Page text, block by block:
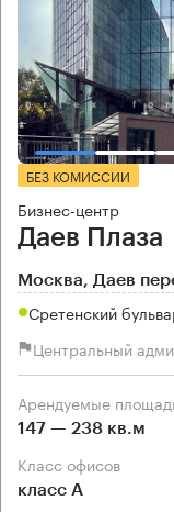
БЕЗ КОМИССИИ
Бизнес-центр
Даев Плаза
Москва, Даев
Сретенский
Центральный
Арендуемые
147 — 238 кв.м
Класс офисов
класс А